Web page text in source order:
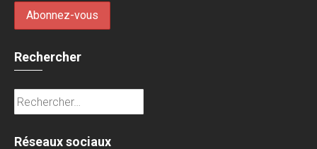
Rechercher
Rechercher :
Réseaux sociaux